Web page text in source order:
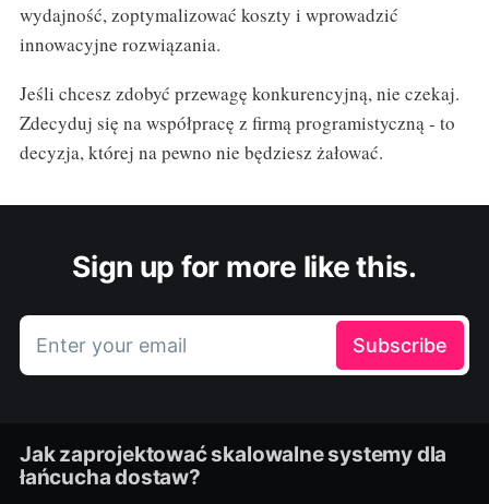
wydajność, zoptymalizować koszty i wprowadzić
innowacyjne rozwiązania.
Jeśli chcesz zdobyć przewagę konkurencyjną, nie czekaj.
Zdecyduj się na współpracę z firmą programistyczną - to
decyzja, której na pewno nie będziesz żałować.
Sign up for more like this.
Enter your email Subscribe
Jak zaprojektować skalowalne systemy dla
łańcucha dostaw?